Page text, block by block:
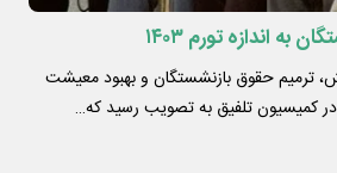
اندازه تورم ۱۴۰۳
ترمیم حقوق بازنشستگان و بهبود معیشت